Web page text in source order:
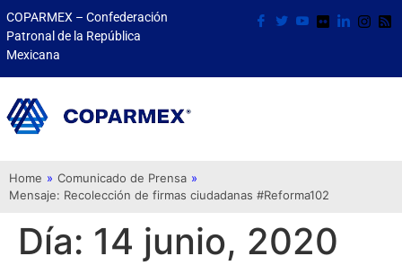
COPARMEX – Confederación
Patronal de la República
Mexicana
Home » Comunicado de Prensa »
Mensaje: Recolección de firmas ciudadanas #Reforma102
Día: 14 junio, 2020